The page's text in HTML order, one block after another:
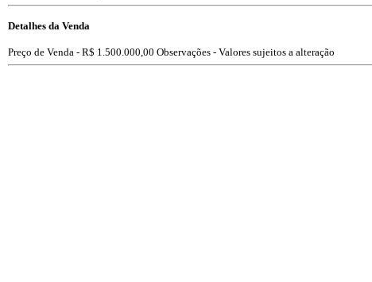
Detalhes da Venda
Preço de Venda - R$ 1.500.000,00 Observações - Valores sujeitos a alteração